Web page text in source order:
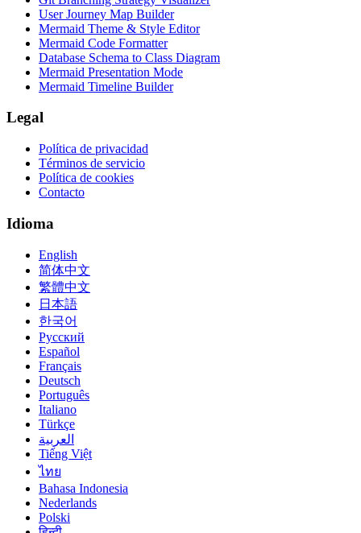
User Journey Map Builder
Mermaid Theme & Style Editor
Mermaid Code Formatter
Database Schema to Class Diagram
Mermaid Presentation Mode
Mermaid Timeline Builder
Legal
Política de privacidad
Términos de servicio
Política de cookies
Contacto
Idioma
English
简体中文
繁體中文
日本語
한국어
Русский
Español
Français
Deutsch
Português
Italiano
Türkçe
العربية
Tiếng Việt
ไทย
Bahasa Indonesia
Nederlands
Polski